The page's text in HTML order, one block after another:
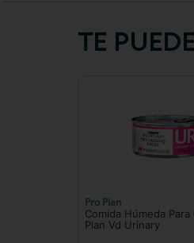
TE
Pro Plan
Comida Húmeda Para
Plan Vd Urinary